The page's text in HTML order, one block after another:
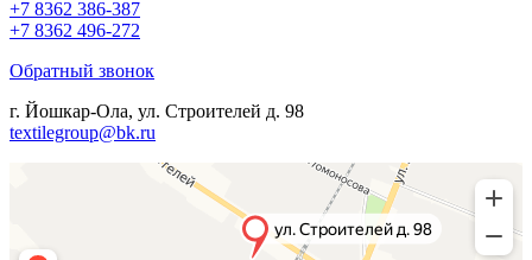
+7 8362 386-387
+7 8362 496-272
Обратный звонок
г. Йошкар-Ола, ул. Строителей д. 98
textilegroup@bk.ru